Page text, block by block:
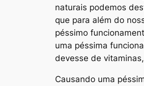
naturais podemos
que para além do
péssimo
uma péssima
devesse de
Causando uma